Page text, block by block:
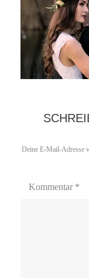
Deine E-Mail-Adresse
Kommentar *